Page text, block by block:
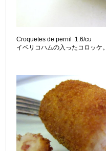
Croquetes de pernil 1.6/cu
イベリコハムの入ったコロッケ。